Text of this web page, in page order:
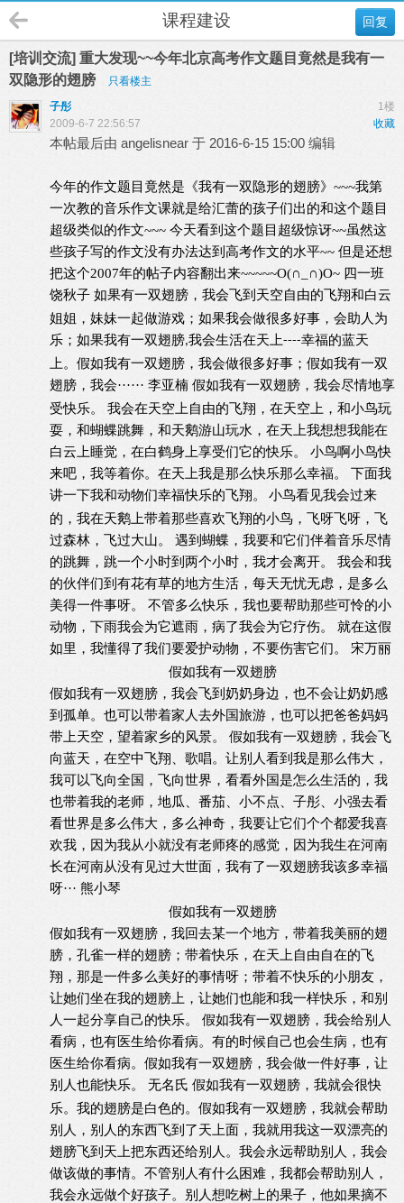
回复
课程建设
[培训交流] 重大发现~~今年北京高考作文题目竟然是我有一
双隐形的翅膀
只看楼主
1楼
子彤
收藏
2009-6-7 22:56:57
本帖最后由 angelisnear 于 2016-6-15 15:00 编辑
今年的作文题目竟然是《我有一双隐形的翅膀》~~~我第
一次教的音乐作文课就是给汇蕾的孩子们出的和这个题目
超级类似的作文~~~ 今天看到这个题目超级惊讶~~虽然这
些孩子写的作文没有办法达到高考作文的水平~~ 但是还想
把这个2007年的帖子内容翻出来~~~~~O(∩_∩)O~ 四一班
饶秋子 如果有一双翅膀，我会飞到天空自由的飞翔和白云
姐姐，妹妹一起做游戏；如果我会做很多好事，会助人为
乐；如果我有一双翅膀,我会生活在天上----幸福的蓝天
上。假如我有一双翅膀，我会做很多好事；假如我有一双
翅膀，我会······ 李亚楠 假如我有一双翅膀，我会尽情地享
受快乐。
我会在天空上自由的飞翔，在天空上，和小鸟玩
耍，和蝴蝶跳舞，和天鹅游山玩水，在天上我想想我能在
白云上睡觉，在白鹤身上享受们它的快乐。
小鸟啊小鸟快
来吧，我等着你。在天上我是那么快乐那么幸福。
下面我
讲一下我和动物们幸福快乐的飞翔。
小鸟看见我会过来
的，我在天鹅上带着那些喜欢飞翔的小鸟，飞呀飞呀，飞
过森林，飞过大山。
遇到蝴蝶，我要和它们伴着音乐尽情
的跳舞，跳一个小时到两个小时，我才会离开。
我会和我
的伙伴们到有花有草的地方生活，每天无忧无虑，是多么
美得一件事呀。
不管多么快乐，我也要帮助那些可怜的小
动物，下雨我会为它遮雨，病了我会为它疗伤。
就在这假
如里，我懂得了我们要爱护动物，不要伤害它们。
宋万丽
假如我有一双翅膀
假如我有一双翅膀，我会飞到奶奶身边，也不会让奶奶感
到孤单。也可以带着家人去外国旅游，也可以把爸爸妈妈
带上天空，望着家乡的风景。
假如我有一双翅膀，我会飞
向蓝天，在空中飞翔、歌唱。让别人看到我是那么伟大，
我可以飞向全国，飞向世界，看看外国是怎么生活的，我
也带着我的老师，地瓜、番茄、小不点、子彤、小强去看
看世界是多么伟大，多么神奇，我要让它们个个都爱我喜
欢我，因为我从小就没有老师疼的感觉，因为我生在河南
长在河南从没有见过大世面，我有了一双翅膀我该多幸福
呀··· 熊小琴
假如我有一双翅膀
假如我有一双翅膀，我回去某一个地方，带着我美丽的翅
膀，孔雀一样的翅膀；带着快乐，在天上自由自在的飞
翔，那是一件多么美好的事情呀；带着不快乐的小朋友，
让她们坐在我的翅膀上，让她们也能和我一样快乐，和别
人一起分享自己的快乐。
假如我有一双翅膀，我会给别人
看病，也有医生给你看病。有的时候自己也会生病，也有
医生给你看病。假如我有一双翅膀，我会做一件好事，让
别人也能快乐。
无名氏 假如我有一双翅膀，我就会很快
乐。我的翅膀是白色的。假如我有一双翅膀，我就会帮助
别人，别人的东西飞到了天上面，我就用我这一双漂亮的
翅膀飞到天上把东西还给别人。我会永远帮助别人，我会
做该做的事情。不管别人有什么困难，我都会帮助别人，
我会永远做个好孩子。别人想吃树上的果子，他如果摘不